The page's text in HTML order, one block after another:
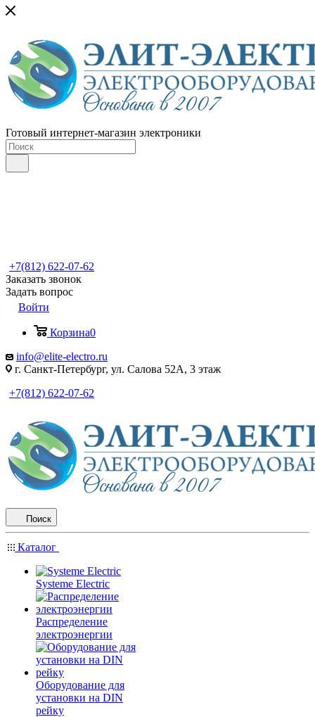
Готовый интернет-магазин электроники
+7(812) 622-07-62
Заказать звонок
Задать вопрос
Войти
Корзина0
info@elite-electro.ru
г. Санкт-Петербург, ул. Салова 52А, 3 этаж
+7(812) 622-07-62
Поиск
Каталог
Systeme Electric
Распределение
электроэнергии
Оборудование для
установки на DIN
рейку